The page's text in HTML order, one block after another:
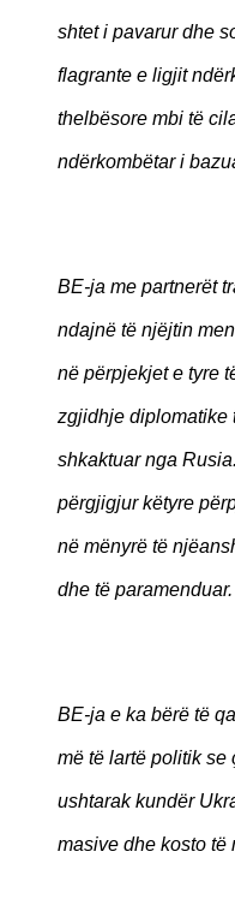
shtet i pavarur dhe
flagrante e ligjit
thelbësore mbi të
ndërkombëtar i
BE-ja me partnerët
ndajnë të njëjtin
në përpjekjet e tyre
zgjidhje diplomatike
shkaktuar nga
përgjigjur këtyre
në mënyrë të
dhe të paramenduar.
BE-ja e ka bërë të
më të lartë politik se
ushtarak kundër
masive dhe kosto të